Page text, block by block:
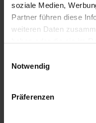
soziale Medien,
Partner führen diese
weiteren Daten
Notwendig
Präferenzen
27,99 €
Inkl. 19% Steuern, exkl.
Versandkosten
Schreibe eine